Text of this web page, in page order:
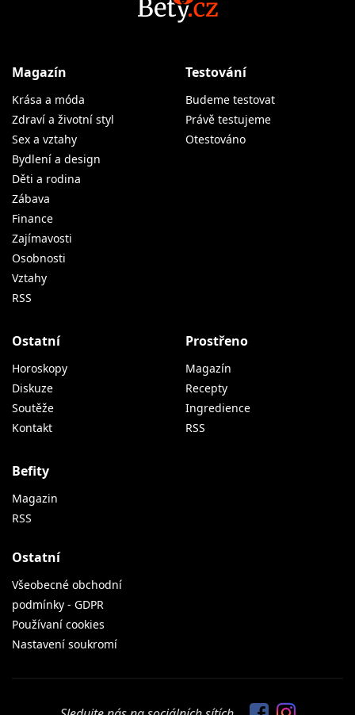
Magazín
Krása a móda
Zdraví a životní styl
Sex a vztahy
Bydlení a design
Děti a rodina
Zábava
Finance
Zajímavosti
Osobnosti
Vztahy
RSS
Testování
Budeme testovat
Právě testujeme
Otestováno
Ostatní
Horoskopy
Diskuze
Soutěže
Kontakt
Prostřeno
Magazín
Recepty
Ingredience
RSS
Befity
Magazin
RSS
Ostatní
Všeobecné obchodní
podmínky - GDPR
Používaní cookies
Nastavení soukromí